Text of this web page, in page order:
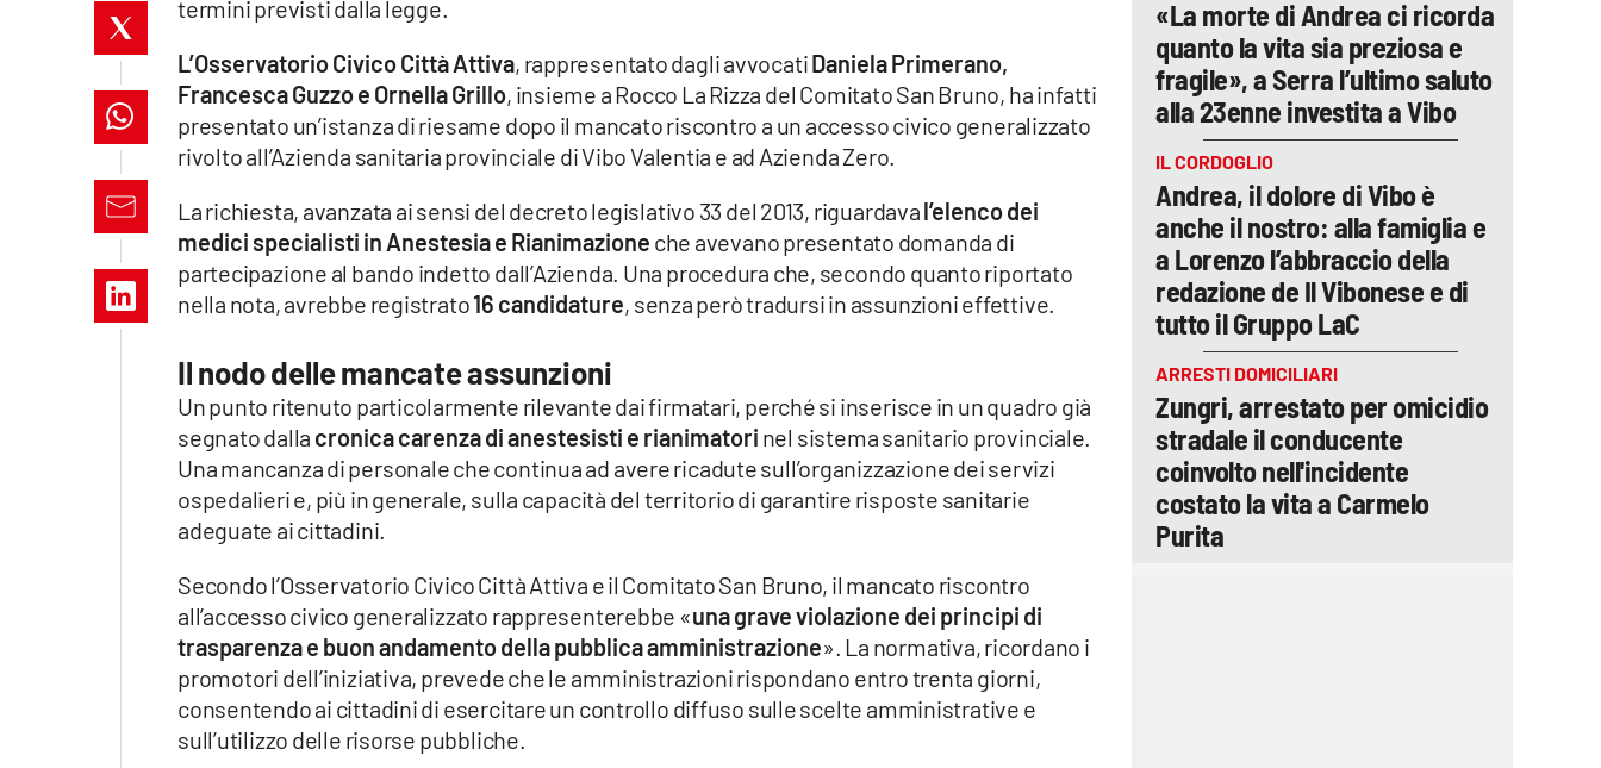
lacapitalenews.it
termini previsti dalla legge.
L’Osservatorio Civico Città Attiva, rappresentato dagli avvocatiDaniela Primerano,
Francesca Guzzo e Ornella Grillo, insieme a Rocco La Rizza del Comitato San Bruno, ha infatti
presentato un’istanza di riesame dopo il mancato riscontro a un accesso civico generalizzato
rivolto all’Azienda sanitaria provinciale di Vibo Valentia e ad Azienda Zero.
La richiesta, avanzata ai sensi del decreto legislativo 33 del 2013, riguardaval’elenco dei
medici specialisti in Anestesia e Rianimazione che avevano presentato domanda di
partecipazione al bando indetto dall’Azienda. Una procedura che, secondo quanto riportato
nella nota, avrebbe registrato16 candidature, senza però tradursi in assunzioni effettive.
Il nodo delle mancate assunzioni
Un punto ritenuto particolarmente rilevante dai firmatari, perché si inserisce in un quadro già
segnato dalla cronica carenza di anestesisti e rianimatori nel sistema sanitario provinciale.
Una mancanza di personale che continua ad avere ricadute sull’organizzazione dei servizi
ospedalieri e, più in generale, sulla capacità del territorio di garantire risposte sanitarie
adeguate ai cittadini.
Secondo l’Osservatorio Civico Città Attiva e il Comitato San Bruno, il mancato riscontro
all’accesso civico generalizzato rappresenterebbe «una grave violazione dei principi di
trasparenza e buon andamento della pubblica amministrazione». La normativa, ricordano i
promotori dell’iniziativa, prevede che le amministrazioni rispondano entro trenta giorni,
consentendo ai cittadini di esercitare un controllo diffuso sulle scelte amministrative e
sull’utilizzo delle risorse pubbliche.
«La morte di Andrea ci ricorda
quanto la vita sia preziosa e
fragile», a Serra l’ultimo saluto
alla 23enne investita a Vibo
IL CORDOGLIO
Andrea, il dolore di Vibo è
anche il nostro: alla famiglia e
a Lorenzo l’abbraccio della
redazione de Il Vibonese e di
tutto il Gruppo LaC
ARRESTI DOMICILIARI
Zungri, arrestato per omicidio
stradale il conducente
coinvolto nell'incidente
costato la vita a Carmelo
Purita